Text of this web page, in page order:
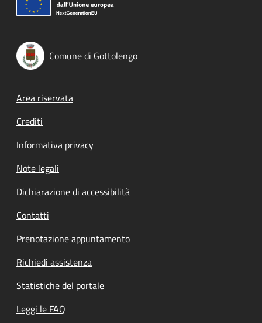
Comune di Gottolengo
Footer menu
Area riservata
Crediti
Informativa privacy
Note legali
Dichiarazione di accessibilità
Contatti
Prenotazione appuntamento
Richiedi assistenza
Statistiche del portale
Leggi le FAQ